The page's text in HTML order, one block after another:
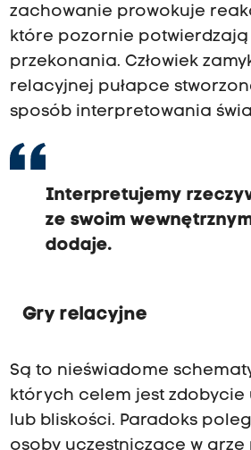
zachowanie prowokuje
które pozornie
przekonania. Człowiek
relacyjnej pułapce
sposób interpretowania
Interpretujemy
ze swoim
dodaje.
Gry relacyjne
Są to nieświadome
których celem jest zdobycie
lub bliskości. Paradoks
osoby uczestniczące w